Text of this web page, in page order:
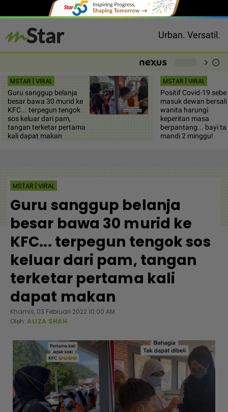
Urban. Versatil.
chevron_right info
MSTAR | VIRAL
Guru sanggup belanja
besar bawa 30 murid ke
KFC... terpegun tengok
sos keluar dari pam,
tangan terketar pertama
kali dapat makan
MSTAR | VIRAL
Positif Covid-19
masuk dewan
wanita harungi
keperitan masa
berpantang... bayi
mandi 2 minggu!
MSTAR | VIRAL
Guru sanggup belanja
besar bawa 30 murid ke
KFC... terpegun tengok sos
keluar dari pam, tangan
terketar pertama kali
dapat makan
Khamis, 03 Februari 2022 10:00 AM
Oleh: ALIZA SHAH